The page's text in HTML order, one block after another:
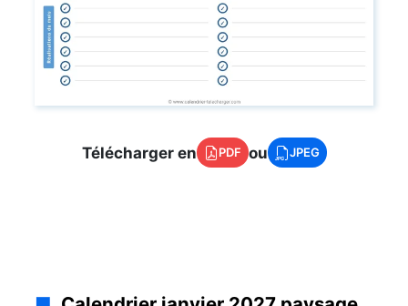
Télécharger en PDF ou JPEG